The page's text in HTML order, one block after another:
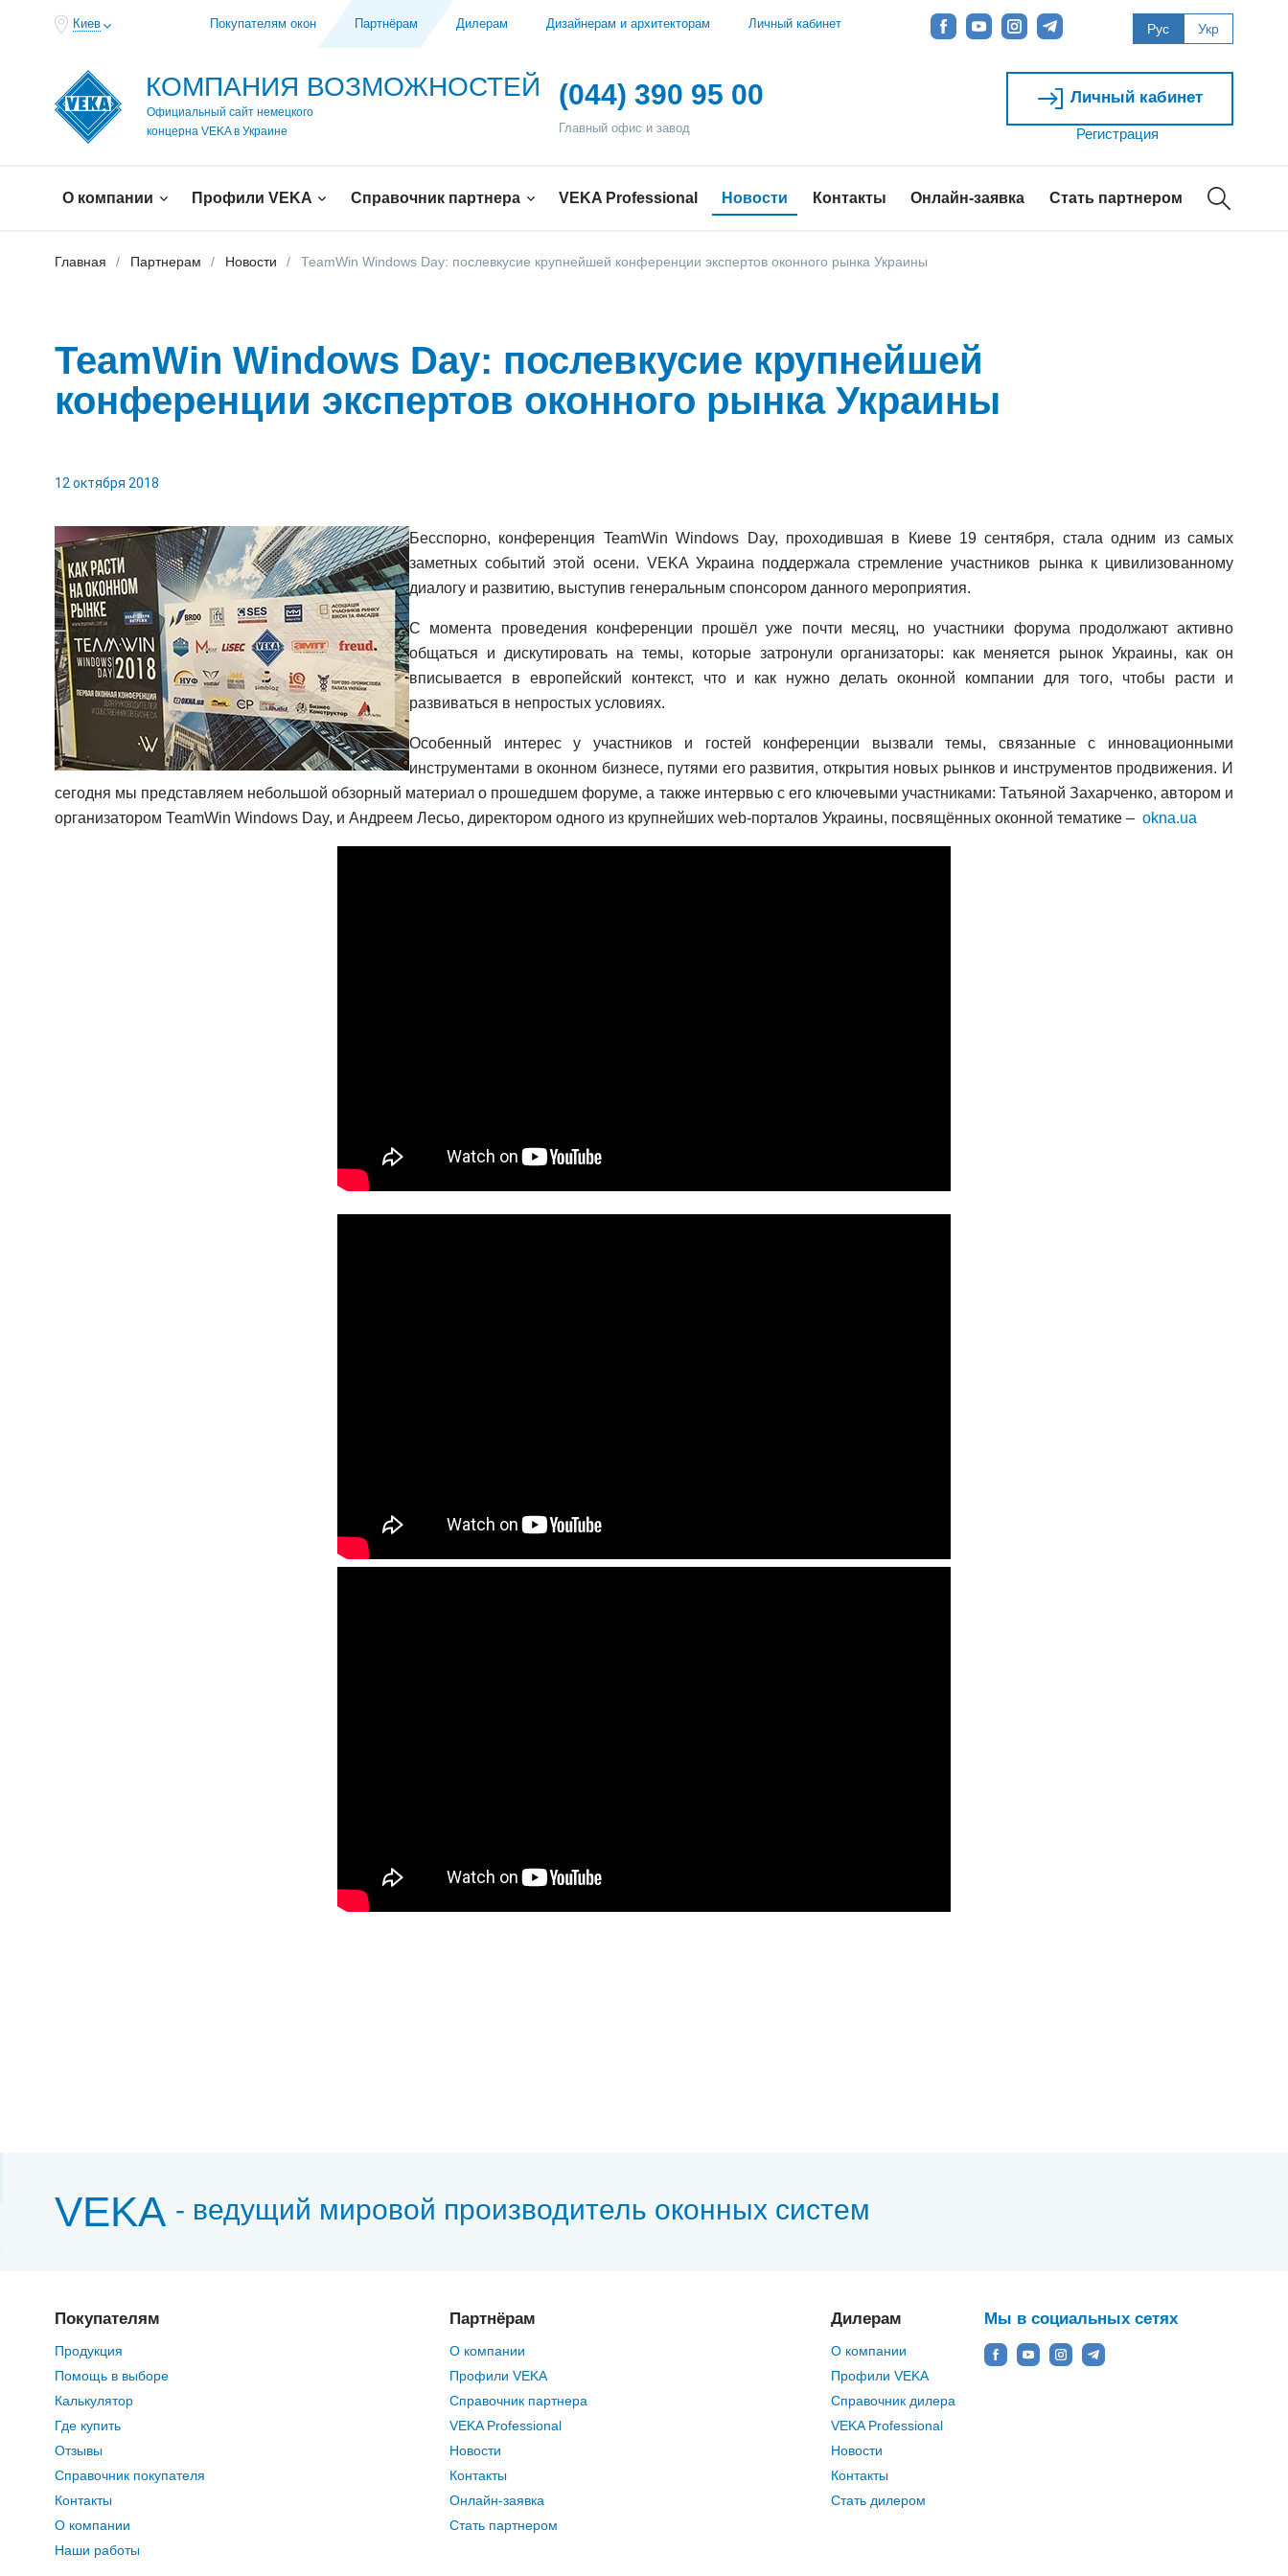
Киев Покупателям окон Партнёрам Дилерам Дизайнерам и архитекторам Личный кабинет Рус Укр
КОМПАНИЯ ВОЗМОЖНОСТЕЙ
Официальный сайт немецкого
концерна VEKA в Украине
(044) 390 95 00
Главный офис и завод
Личный кабинет
Регистрация
О компании Профили VEKA Справочник партнера VEKA Professional Новости Контакты Онлайн-заявка Стать партнером
Главная Партнерам Новости ТеаmWin Windows Day: послевкусие крупнейшей конференции экспертов оконного рынка Украины
ТеаmWin Windows Day: послевкусие крупнейшей
конференции экспертов оконного рынка Украины
12 октября 2018
Бесспорно, конференция TeamWin Windows Day, проходившая в Киеве 19 сентября, стала одним из самых
заметных событий этой осени. VEKA Украина поддержала стремление участников рынка к цивилизованному
диалогу и развитию, выступив генеральным спонсором данного мероприятия.
С момента проведения конференции прошёл уже почти месяц, но участники форума продолжают активно
общаться и дискутировать на темы, которые затронули организаторы: как меняется рынок Украины, как он
вписывается в европейский контекст, что и как нужно делать оконной компании для того, чтобы расти и
развиваться в непростых условиях.
Особенный интерес у участников и гостей конференции вызвали темы, связанные с инновационными
инструментами в оконном бизнесе, путями его развития, открытия новых рынков и инструментов продвижения. И
сегодня мы представляем небольшой обзорный материал о прошедшем форуме, а также интервью с его ключевыми участниками: Татьяной Захарченко, автором и
организатором ТеаmWin Windows Day, и Андреем Лесьо, директором одного из крупнейших web-порталов Украины, посвящённых оконной тематике – okna.ua
VEKA - ведущий мировой производитель оконных систем
Покупателям
Продукция
Помощь в выборе
Калькулятор
Где купить
Отзывы
Справочник покупателя
Контакты
О компании
Наши работы
Партнёрам
О компании
Профили VEKA
Справочник партнера
VEKA Professional
Новости
Контакты
Онлайн-заявка
Стать партнером
Дилерам
О компании
Профили VEKA
Справочник дилера
VEKA Professional
Новости
Контакты
Стать дилером
Мы в социальных сетях